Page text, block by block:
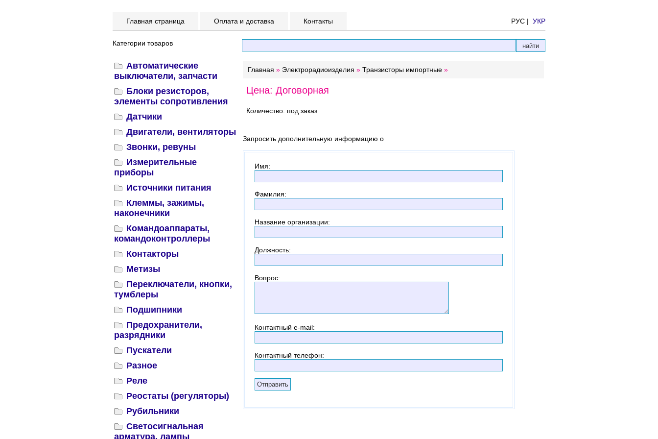
Главная страница Оплата и доставка Контакты РУС | УКР
Категории товаров
Автоматические
выключатели, запчасти
Блоки резисторов,
элементы сопротивления
Датчики
Двигатели, вентиляторы
Звонки, ревуны
Измерительные
приборы
Источники питания
Клеммы, зажимы,
наконечники
Командоаппараты,
командоконтроллеры
Контакторы
Метизы
Переключатели, кнопки,
тумблеры
Подшипники
Предохранители,
разрядники
Пускатели
Разное
Реле
Реостаты (регуляторы)
Рубильники
Светосигнальная
арматура, лампы
Главная » Электрорадиоизделия » Транзисторы импортные »
Цена: Договорная
Количество: под заказ
Запросить дополнительную информацию о
Имя:
Фамилия:
Название организации:
Должность:
Вопрос:
Контактный e-mail:
Контактный телефон: